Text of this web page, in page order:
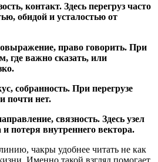
контакт. Здесь перегруз часто
обидой и усталостью от
право говорить. При
где важно сказать, или
собранность. При перегрузе
почти нет.
связность. Здесь узел
потеря внутреннего вектора.
чакры удобнее читать не как
Именно такой взгляд помогает